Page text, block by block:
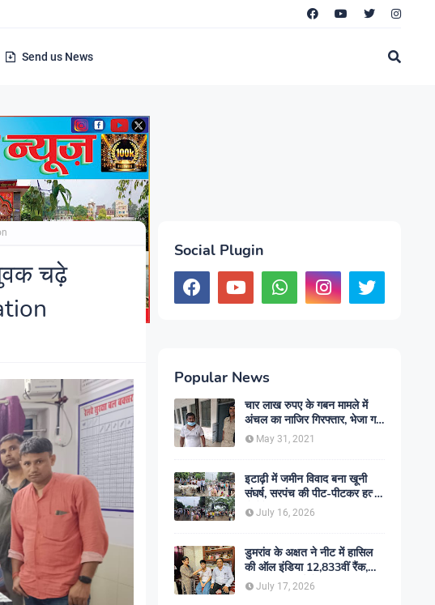
Send us News
चढ़े
Social Plugin
Popular News
चार लाख रुपए के गबन मामले में
अंचल का नाजिर गिरफ्तार, भेजा गया
जेल- sent jail
May 31, 2021
इटाढ़ी में जमीन विवाद बना खूनी
संघर्ष, सरपंच की पीट-पीटकर हत्या;
दो बेटे घायल, सड़क जाम
July 16, 2026
डुमरांव के अक्षत ने नीट में हासिल
की ऑल इंडिया 12,833वीं रैंक,
ऑनलाइन पढ़ाई से रचा सफलता का
इतिहास
July 17, 2026